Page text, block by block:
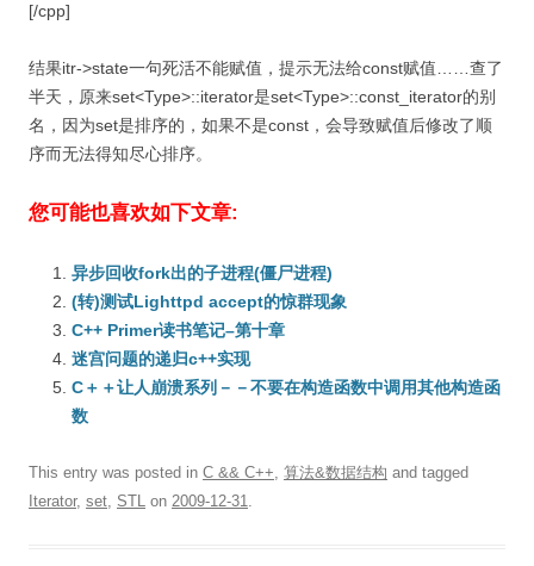
[/cpp]
结果itr->state一句死活不能赋值，提示无法给const赋值……查了
半天，原来set<Type>::iterator是set<Type>::const_iterator的别
名，因为set是排序的，如果不是const，会导致赋值后修改了顺
序而无法得知尽心排序。
您可能也喜欢如下文章:
异步回收fork出的子进程(僵尸进程)
(转)测试Lighttpd accept的惊群现象
C++ Primer读书笔记–第十章
迷宫问题的递归c++实现
C＋＋让人崩溃系列－－不要在构造函数中调用其他构造函
数
This entry was posted in C && C++, 算法&数据结构 and tagged
Iterator, set, STL on 2009-12-31.